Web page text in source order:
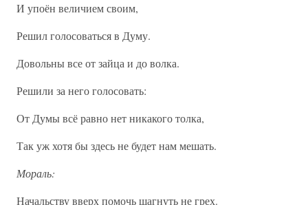
И упоён величием своим,
Решил голосоваться в Думу.
Довольны все от зайца и до волка.
Решили за него голосовать:
От Думы всё равно нет никакого толка,
Так уж хотя бы здесь не будет нам мешать.
Мораль:
Начальству вверх помочь шагнуть не грех.